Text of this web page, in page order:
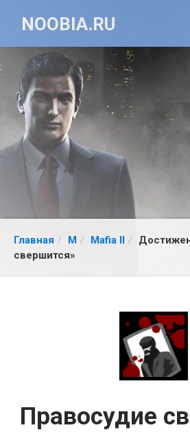
NOOBIA.RU
Главная M Mafia II
свершится»
Правосудие